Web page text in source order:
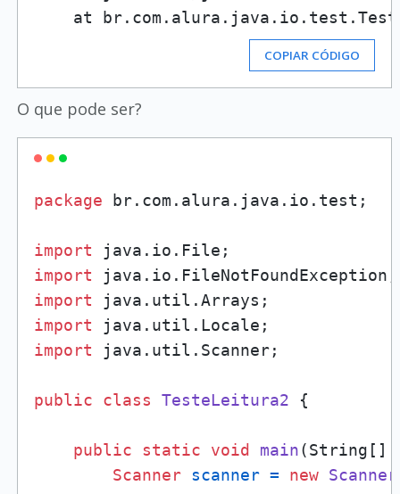
at
COPIAR CÓDIGO
O que pode ser?
package br.com.alura.java.io.test;
import
import
import
import
import java.util.Scanner;
public class TesteLeitura2 {
public static void main(String[]
Scanner scanner = new Scanner